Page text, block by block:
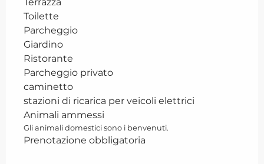
Terrazza
Toilette
Parcheggio
Giardino
Ristorante
Parcheggio privato
caminetto
stazioni di ricarica per veicoli elettrici
Animali ammessi
Gli animali domestici sono i benvenuti.
Prenotazione obbligatoria